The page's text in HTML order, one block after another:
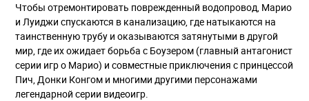
Чтобы отремонтировать поврежденный водопровод, Марио
и Луиджи спускаются в канализацию, где натыкаются на
таинственную трубу и оказываются затянутыми в другой
мир, где их ожидает борьба с Боузером (главный антагонист
серии игр о Марио) и совместные приключения с принцессой
Пич, Донки Конгом и многими другими персонажами
легендарной серии видеоигр.